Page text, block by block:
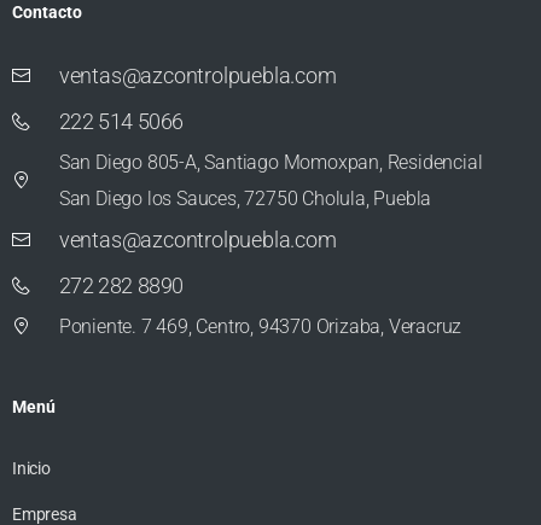
Contacto
ventas@azcontrolpuebla.com
222 514 5066
San Diego 805-A, Santiago Momoxpan, Residencial
San Diego los Sauces, 72750 Cholula, Puebla
ventas@azcontrolpuebla.com
272 282 8890
Poniente. 7 469, Centro, 94370 Orizaba, Veracruz
Menú
Inicio
Empresa